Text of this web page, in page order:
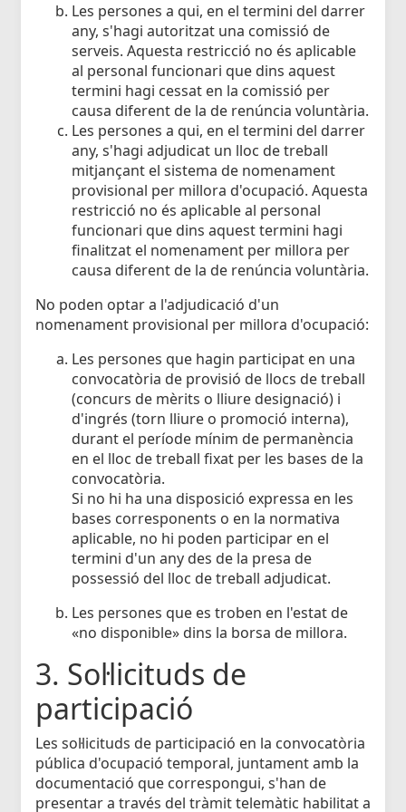
Les persones a qui, en el termini del darrer
any, s'hagi autoritzat una comissió de
serveis. Aquesta restricció no és aplicable
al personal funcionari que dins aquest
termini hagi cessat en la comissió per
causa diferent de la de renúncia voluntària.
Les persones a qui, en el termini del darrer
any, s'hagi adjudicat un lloc de treball
mitjançant el sistema de nomenament
provisional per millora d'ocupació. Aquesta
restricció no és aplicable al personal
funcionari que dins aquest termini hagi
finalitzat el nomenament per millora per
causa diferent de la de renúncia voluntària.
No poden optar a l'adjudicació d'un
nomenament provisional per millora d'ocupació:
Les persones que hagin participat en una
convocatòria de provisió de llocs de treball
(concurs de mèrits o lliure designació) i
d'ingrés (torn lliure o promoció interna),
durant el període mínim de permanència
en el lloc de treball fixat per les bases de la
convocatòria.
Si no hi ha una disposició expressa en les
bases corresponents o en la normativa
aplicable, no hi poden participar en el
termini d'un any des de la presa de
possessió del lloc de treball adjudicat.
Les persones que es troben en l'estat de
«no disponible» dins la borsa de millora.
3. Sol·licituds de
participació
Les sol·licituds de participació en la convocatòria
pública d'ocupació temporal, juntament amb la
documentació que correspongui, s'han de
presentar a través del tràmit telemàtic habilitat a